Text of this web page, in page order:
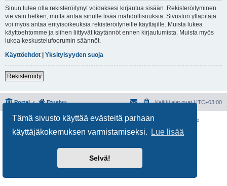
Tämä sivusto käyttää evästeitä parhaan
käyttäjäkokemuksen varmistamiseksi.
Lue lisää
Selvä!
Sinun tulee olla rekisteröitynyt voidaksesi kirjautua sisään. Rekisteröityminen
vie vain hetken, mutta antaa sinulle lisää mahdollisuuksia. Sivuston ylläpitäjä
voi myös antaa erityisoikeuksia rekisteröityneille käyttäjille. Muista lukea
käyttöehtomme ja siihen liittyvät käytännöt ennen kirjautumista. Muista myös
lukea keskustelufoorumin säännöt.
Käyttöehdot | Yksityisyyden suoja
Rekisteröidy
Portal Etusivu Kaikki ajat ovatUTC+03:00
Keskustelufoorumin ohjelmistophpBB® Forum Software © phpBB Limited
Käännös: phpBB Suomi (lurttinen, harritapio, Pettis)